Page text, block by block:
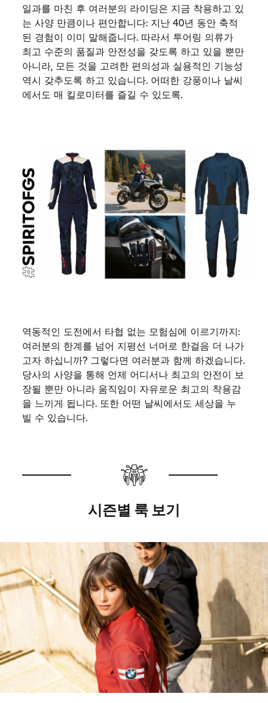
일과를 마친 후 여러분의 라이딩은 지금 착용하고 있
는 사양 만큼이나 편안합니다: 지난 40년 동안 축적
된 경험이 이미 말해줍니다. 따라서 투어링 의류가
최고 수준의 품질과 안전성을 갖도록 하고 있을 뿐만
아니라, 모든 것을 고려한 편의성과 실용적인 기능성
역시 갖추도록 하고 있습니다. 어떠한 강풍이나 날씨
에서도 매 킬로미터를 즐길 수 있도록.
역동적인 도전에서 타협 없는 모험심에 이르기까지:
여러분의 한계를 넘어 지평선 너머로 한걸음 더 나가
고자 하십니까? 그렇다면 여러분과 함께 하겠습니다.
당사의 사양을 통해 언제 어디서나 최고의 안전이 보
장될 뿐만 아니라 움직임이 자유로운 최고의 착용감
을 느끼게 됩니다. 또한 어떤 날씨에서도 세상을 누
빌 수 있습니다.
시즌별 룩 보기